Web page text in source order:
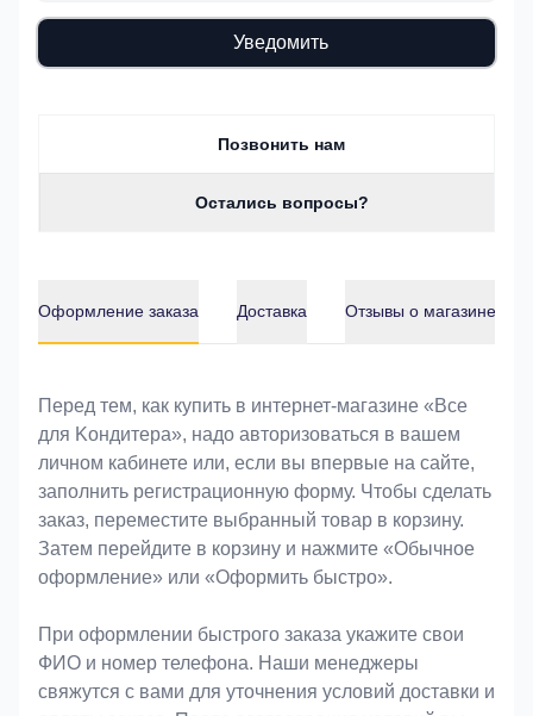
Уведомить
Позвонить нам
Остались вопросы?
Оформление заказа Доставка Отзывы о магазине
Оформление заказа
Перед тем, как купить в интернет-магазине «Bce
для Koндитeрa», надо авторизоваться в вашем
личном кабинете или, если вы впервые на сайте,
заполнить регистрационную форму. Чтобы сделать
заказ, переместите выбранный товар в корзину.
Затем перейдите в корзину и нажмите «Обычное
оформление» или «Оформить быстро».
При оформлении быстрого заказа укажите свои
ФИО и номер телефона. Наши менеджеры
свяжутся с вами для уточнения условий доставки и